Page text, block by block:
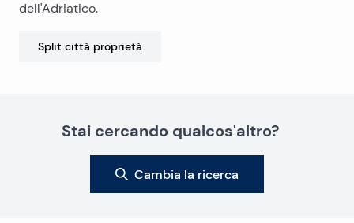
dell'Adriatico.
Split città proprietà
Stai cercando qualcos'altro?
Cambia la ricerca